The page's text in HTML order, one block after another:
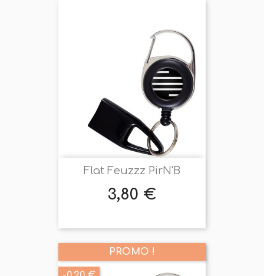
Flat Feuzzz PirN'B
Prix
3,80 €
PROMO !